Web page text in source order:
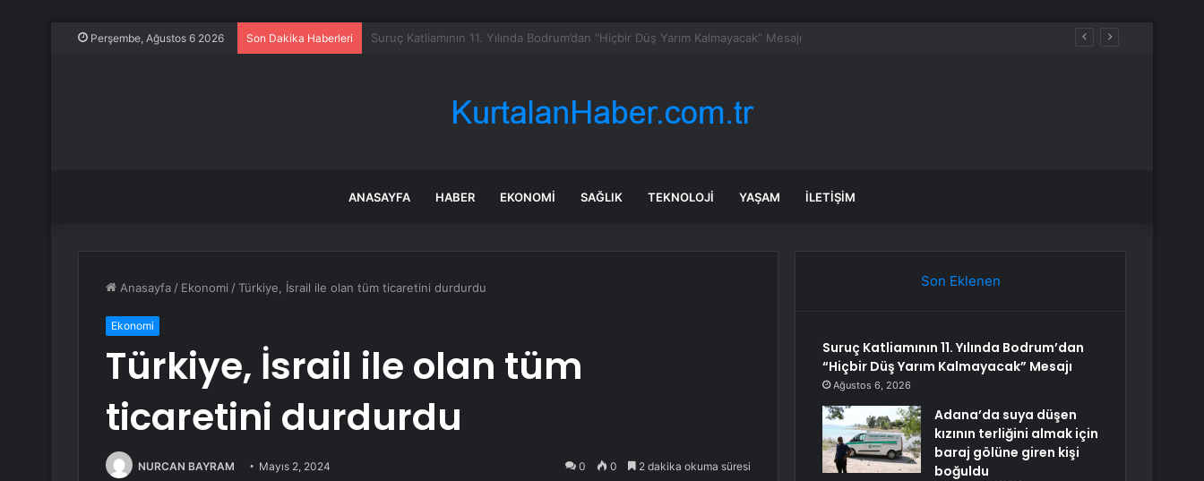
Perşembe, Ağustos 6 2026 Son Dakika Haberleri Adana’da suya düşen kızının terliğini almak için baraj gölüne giren kişi boğuldu
ANASAYFA HABER EKONOMI SAĞLIK TEKNOLOJI YAŞAM İLETIŞIM
Anasayfa / Ekonomi /Türkiye, İsrail ile olan tüm ticaretini durdurdu
Ekonomi
Türkiye, İsrail ile olan tüm
ticaretini durdurdu
NURCAN BAYRAM Mayıs 2, 2024 0 0 2 dakika okuma süresi
Son Eklenen
Suruç Katliamının 11. Yılında Bodrum’dan
“Hiçbir Düş Yarım Kalmayacak” Mesajı
Ağustos 6, 2026
Adana’da suya düşen
kızının terliğini almak için
baraj gölüne giren kişi
boğuldu